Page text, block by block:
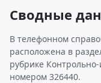
Сводные
В телефонном
расположена в
рубрике
номером 326440.